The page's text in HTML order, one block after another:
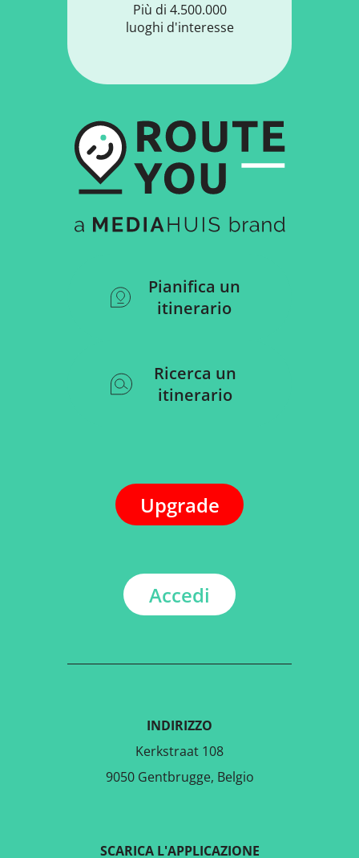
Più di 4.500.000
luoghi d'interesse
Pianifica un
itinerario
Ricerca un
itinerario
Upgrade
Accedi
INDIRIZZO
Kerkstraat 108
9050 Gentbrugge, Belgio
SCARICA L'APPLICAZIONE